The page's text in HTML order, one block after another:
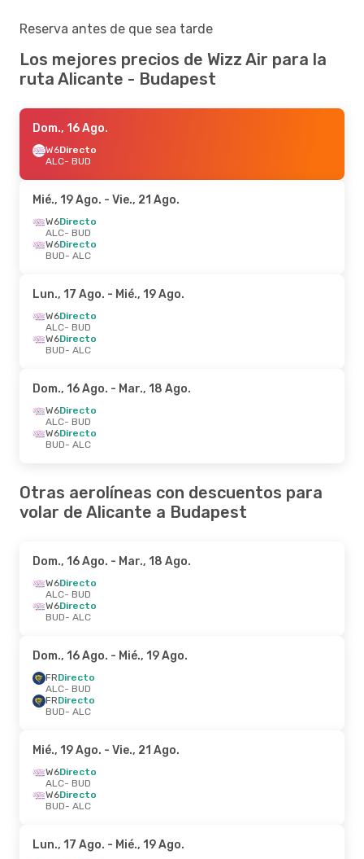
Reserva antes de que sea tarde
Los mejores precios de Wizz Air para la
ruta Alicante - Budapest
Dom., 16 Ago.
W6Directo
ALC- BUD
Mié., 19 Ago. - Vie., 21 Ago.
W6Directo
ALC- BUD
W6Directo
BUD- ALC
Lun., 17 Ago. - Mié., 19 Ago.
W6Directo
ALC- BUD
W6Directo
BUD- ALC
Dom., 16 Ago. - Mar., 18 Ago.
W6Directo
ALC- BUD
W6Directo
BUD- ALC
Otras aerolíneas con descuentos para
volar de Alicante a Budapest
Dom., 16 Ago. - Mar., 18 Ago.
W6Directo
ALC- BUD
W6Directo
BUD- ALC
Dom., 16 Ago. - Mié., 19 Ago.
FRDirecto
ALC- BUD
FRDirecto
BUD- ALC
Mié., 19 Ago. - Vie., 21 Ago.
W6Directo
ALC- BUD
W6Directo
BUD- ALC
Lun., 17 Ago. - Mié., 19 Ago.